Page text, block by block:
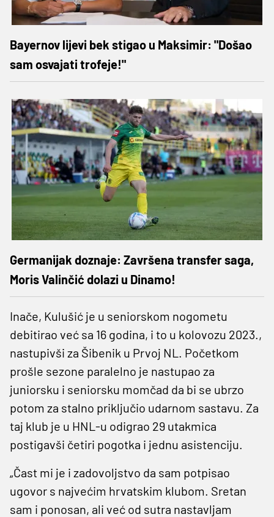
Bayernov lijevi bek stigao u Maksimir: "Došao
sam osvajati trofeje!"
Germanijak doznaje: Završena transfer saga,
Moris Valinčić dolazi u Dinamo!
Inače, Kulušić je u seniorskom nogometu
debitirao već sa 16 godina, i to u kolovozu 2023.,
nastupivši za Šibenik u Prvoj NL. Početkom
prošle sezone paralelno je nastupao za
juniorsku i seniorsku momčad da bi se ubrzo
potom za stalno priključio udarnom sastavu. Za
taj klub je u HNL-u odigrao 29 utakmica
postigavši četiri pogotka i jednu asistenciju.
„Čast mi je i zadovoljstvo da sam potpisao
ugovor s najvećim hrvatskim klubom. Sretan
sam i ponosan, ali već od sutra nastavljam